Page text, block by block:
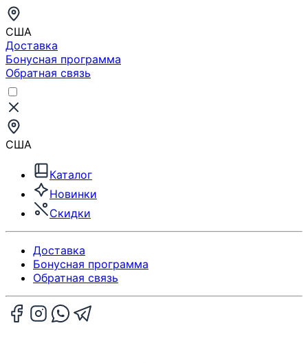
США
Доставка
Бонусная программа
Обратная связь
США
Каталог
Новинки
Скидки
Доставка
Бонусная программа
Обратная связь